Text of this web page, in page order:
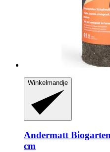
Winkelmandje
Andermatt
cm